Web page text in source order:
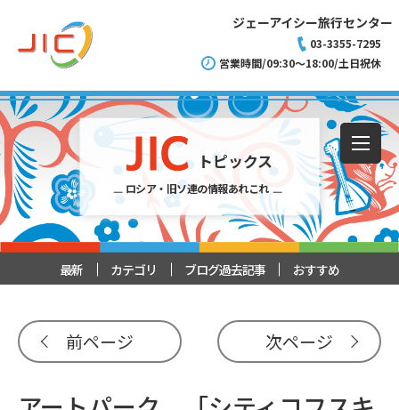
ジェーアイシー旅行センター
03-3355-7295
営業時間/09:30～18:00/土日祝休
トピックス
ロシア・旧ソ連の情報あれこれ
最新 カテゴリ ブログ過去記事 おすすめ
前ページ 次ページ